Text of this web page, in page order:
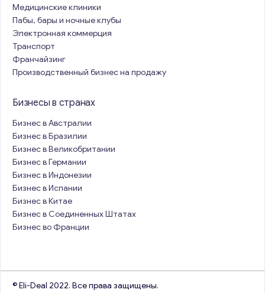
Медицинские клиники
Пабы, бары и ночные клубы
Электронная коммерция
Транспорт
Франчайзинг
Производственный бизнес на продажу
Бизнесы в странах
Бизнес в Австралии
Бизнес в Бразилии
Бизнес в Великобритании
Бизнес в Германии
Бизнес в Индонезии
Бизнес в Испании
Бизнес в Китае
Бизнес в Соединенных Штатах
Бизнес во Франции
© Eli-Deal 2022. Все права защищены.